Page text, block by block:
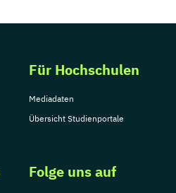
Für Hochschulen
Mediadaten
Übersicht Studienportale
Folge uns auf